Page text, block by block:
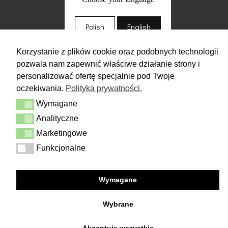
Korzystanie z plików cookie oraz podobnych technologii
pozwala nam zapewnić właściwe działanie strony i
personalizować ofertę specjalnie pod Twoje
oczekiwania. Polityka prywatności.
Wymagane
Wymagane
Analityczne
Analityczne
Marketingowe
Marketingowe
Funkcjonalne
Funkcjonalne
Wymagane
Wybrane
Polish English